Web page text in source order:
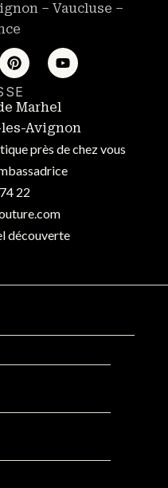
Marhel
les-Avignon
près de chez vous
– Vaucluse –
22
découverte